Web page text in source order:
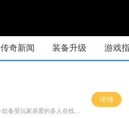
传奇新闻 装备升级 游戏
《传奇世界70》是一款备受玩家喜爱的多人在线角色扮演游戏。它的玩法丰富多样，包括战斗、打怪、副本、交易等，给玩家带来了极致的游戏体验。战斗是《传奇世界70》的核心玩法之
详情